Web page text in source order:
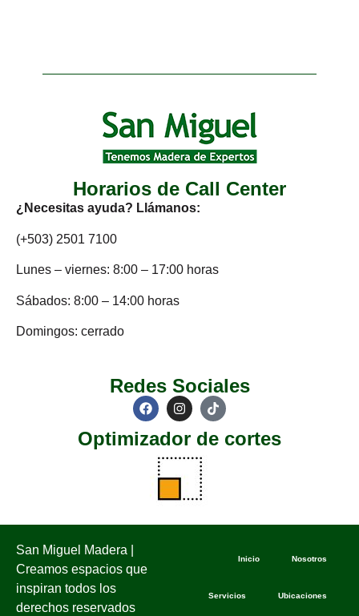
Horarios de Call Center
¿Necesitas ayuda? Llámanos:
(+503) 2501 7100
Lunes – viernes: 8:00 – 17:00 horas
Sábados: 8:00 – 14:00 horas
Domingos: cerrado
Redes Sociales
Optimizador de cortes
San Miguel Madera |
Creamos espacios que
inspiran todos los
derechos reservados
Inicio Nosotros
Servicios Ubicaciones